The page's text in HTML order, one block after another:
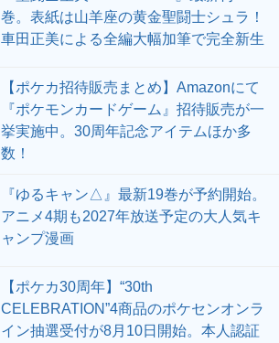
巻。表紙は山羊座の黄金聖闘士シュラ！
車田正美による全編大幅加筆で完全新生
【ポケカ招待販売まとめ】Amazonにて
『ポケモンカードゲーム』招待販売が一
挙実施中。30周年記念アイテムほか多
数！
『ゆるキャン△』最新19巻が予約開始。
アニメ4期も2027年放送予定の大人気キ
ャンプ漫画
【ポケカ30周年】“30th
CELEBRATION”4商品のポケセンオンラ
イン抽選受付が8月10日開始。本人認証